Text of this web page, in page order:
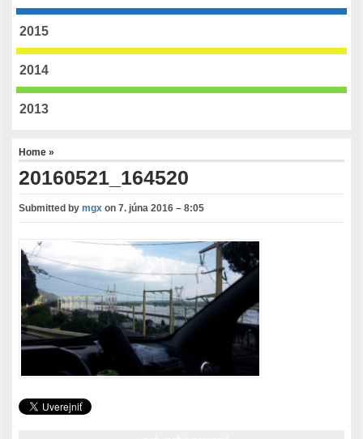
2015
2014
2013
Home»
20160521_164520
Submitted bymgx on7. júna 2016 – 8:05